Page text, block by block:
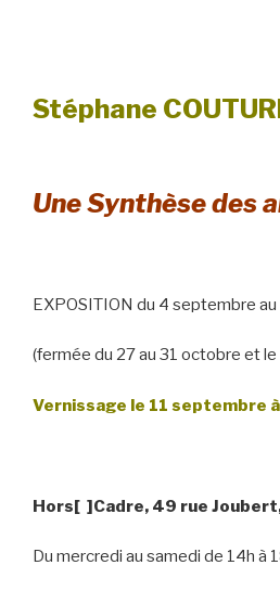
Stéphane
Une Synthèse des
EXPOSITION du 4 septembre
(fermée du 27 au 31 octobre et le
Vernissage le 11 septembre
Hors[ ]Cadre, 49 rue
Du mercredi au samedi de 14h à